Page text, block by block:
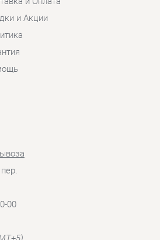
2026 Спальни-Екатеринбург